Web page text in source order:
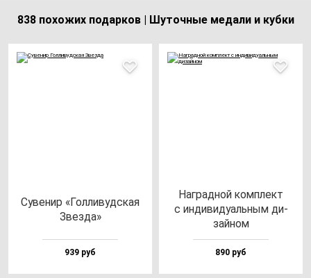
838 похожих подарков | Шуточные медали и кубки
Суве­нир «Гол­ли­вуд­ская
Звез­да»
939 руб
Наг­рад­ной ком­плект
с ин­ди­ви­ду­аль­ным ди­
зай­ном
890 руб